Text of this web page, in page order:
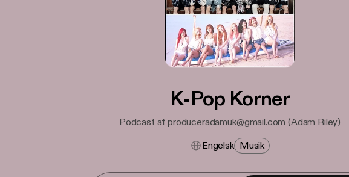
K-Pop Korner
Podcast af produceradamuk@gmail.com (Adam Riley)
Engelsk Musik